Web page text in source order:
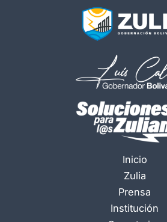
Inicio
Zulia
Prensa
Institución